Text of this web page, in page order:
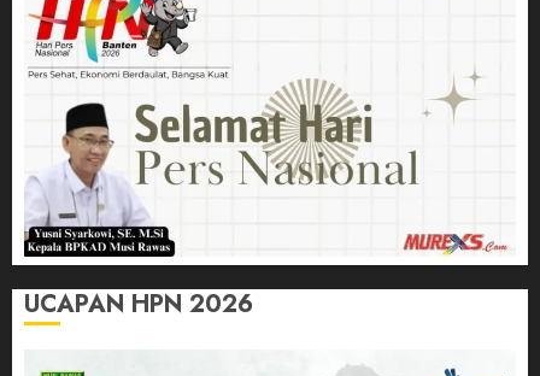
UCAPAN HPN 2026